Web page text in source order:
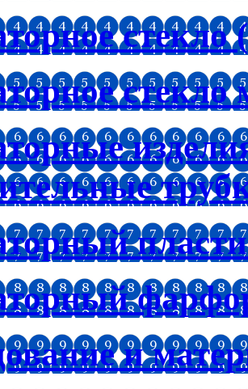
стекло
стекло
и